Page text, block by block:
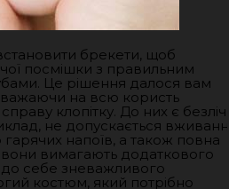
брекети, щоб
посмішки з правильним
Це рішення далося вам
на всю користь
клопітку. До них є безліч
не допускається
напоїв, а також повна
вони вимагають додаткового
до себе зневажливого
костюм, який потрібно